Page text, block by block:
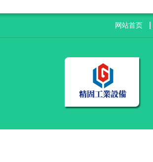
网站首页